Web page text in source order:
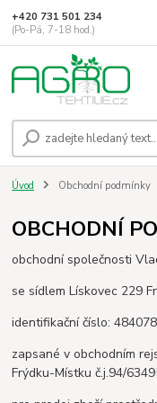
+420 731 501 234
(Po-Pá, 7-18 hod.)
Úvod Obchodní podmínky
OBCHODNÍ
obchodní společnosti
se sídlem Lískovec 229
identifikační číslo:
zapsané v obchodním
Frýdku-Místku č.j.94/